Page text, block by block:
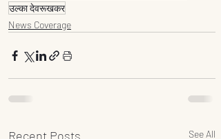
उल्का देवरूखकर
News Coverage
Recent Posts See All